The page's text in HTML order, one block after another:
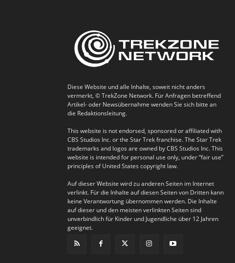
Diese Website und alle Inhalte, soweit nicht anders
vermerkt, © TrekZone Network. Für Anfragen betreffend
Artikel- oder Newsübernahme wenden Sie sich bitte an
die Redaktionsleitung.
This website is not endorsed, sponsored or affiliated with
CBS Studios Inc. or the Star Trek franchise. The Star Trek
trademarks and logos are owned by CBS Studios Inc. This
website is intended for personal use only, under “fair use”
principles of United States copyright law.
Auf dieser Website wird zu anderen Seiten im Internet
verlinkt. Für die Inhalte auf diesen Seiten von Dritten kann
keine Verantwortung übernommen werden. Die Inhalte
auf dieser und den meisten verlinkten Seiten sind
unverbindlich für Kinder und Jugendliche über 12 Jahren
geeignet.